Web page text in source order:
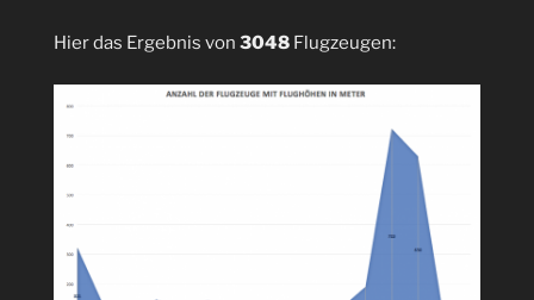
Hier das Ergebnis von 3048 Flugzeugen: